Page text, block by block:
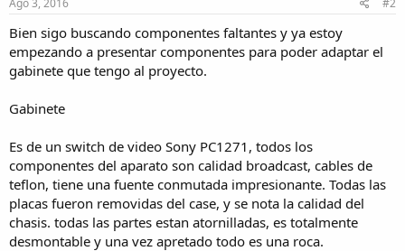
Bien sigo buscando componentes faltantes y ya estoy
empezando a presentar componentes para poder adaptar el
gabinete que tengo al proyecto.
Gabinete
Es de un switch de video Sony PC1271, todos los
componentes del aparato son calidad broadcast, cables de
teflon, tiene una fuente conmutada impresionante. Todas las
placas fueron removidas del case, y se nota la calidad del
chasis. todas las partes estan atornilladas, es totalmente
desmontable y una vez apretado todo es una roca.